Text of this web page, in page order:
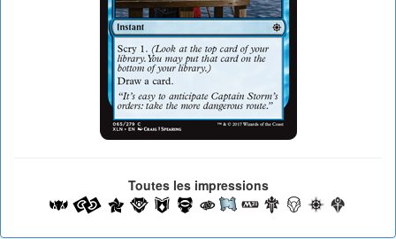
Toutes les impressions